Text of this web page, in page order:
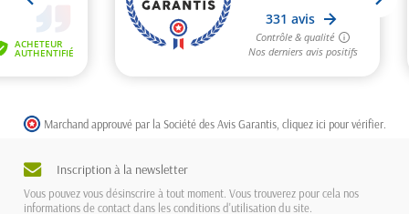
Marchand approuvé par la Société des Avis Garantis, cliquez ici pour vérifier
Inscription à la newsletter
Vous pouvez vous désinscrire à tout moment. Vous trouverez pour cela nos
informations de contact dans les conditions d'utilisation du site.